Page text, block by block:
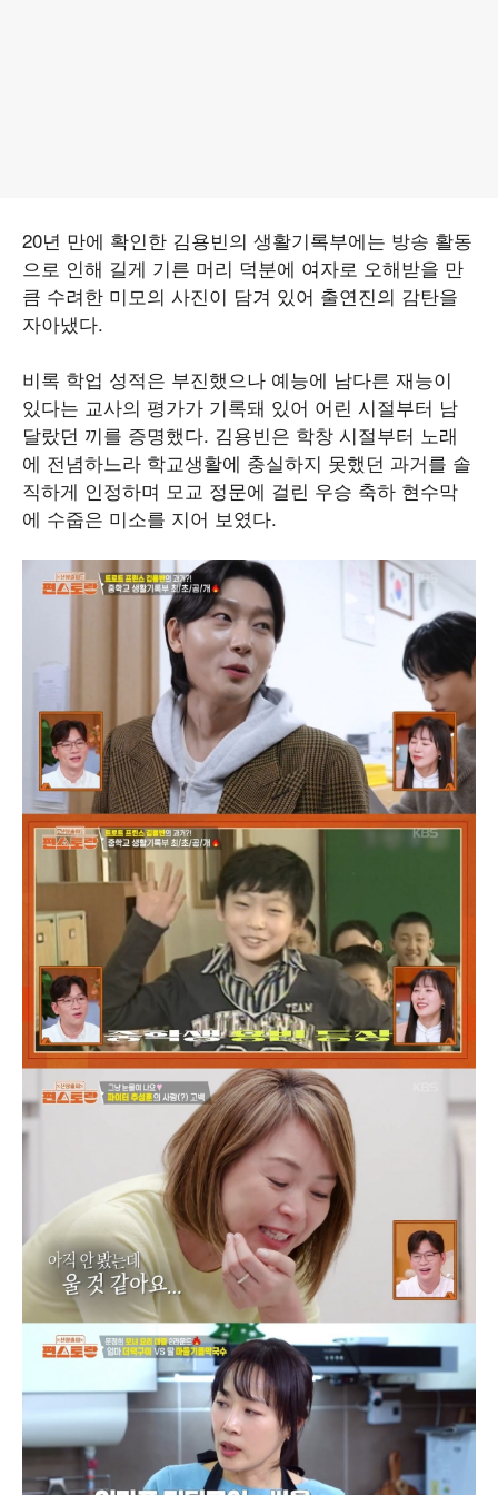
20년 만에 확인한 김용빈의 생활기록부에는 방송 활동
으로 인해 길게 기른 머리 덕분에 여자로 오해받을 만
큼 수려한 미모의 사진이 담겨 있어 출연진의 감탄을
자아냈다.
비록 학업 성적은 부진했으나 예능에 남다른 재능이
있다는 교사의 평가가 기록돼 있어 어린 시절부터 남
달랐던 끼를 증명했다. 김용빈은 학창 시절부터 노래
에 전념하느라 학교생활에 충실하지 못했던 과거를 솔
직하게 인정하며 모교 정문에 걸린 우승 축하 현수막
에 수줍은 미소를 지어 보였다.